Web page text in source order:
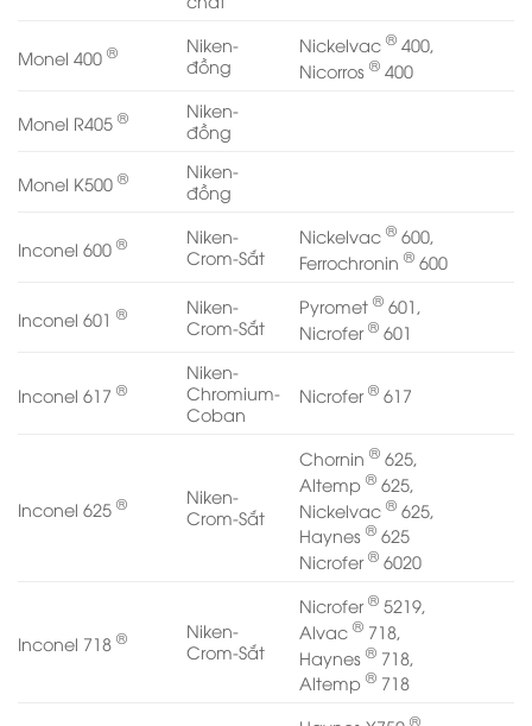
Monel 400 ®
Niken-
đồng
Nickelvac® 400,
Nicorros® 400
Monel R405 ®
Niken-
đồng
Monel K500 ®
Niken-
đồng
Inconel 600 ®
Niken-
Crom-Sắt
Nickelvac® 600,
Ferrochronin® 600
Inconel 601 ®
Niken-
Crom-Sắt
Pyromet® 601,
Nicrofer® 601
Inconel 617 ®
Niken-
Chromium-
Coban
Nicrofer® 617
Inconel 625 ®
Niken-
Crom-Sắt
Chornin® 625,
Altemp® 625,
Nickelvac® 625,
Haynes® 625
Nicrofer® 6020
Inconel 718 ®
Niken-
Crom-Sắt
Nicrofer® 5219,
Alvac® 718,
Haynes® 718,
Altemp® 718
®